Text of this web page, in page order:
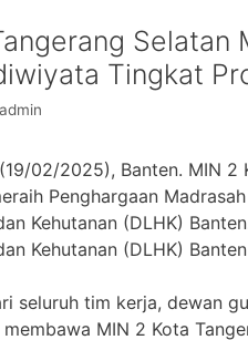
Selatan
Tingkat
admin
02/2025), Banten. MIN
Penghargaan
Kehutanan (DLHK)
Kehutanan (DLHK)
seluruh tim kerja, dewan
MIN 2 Kota